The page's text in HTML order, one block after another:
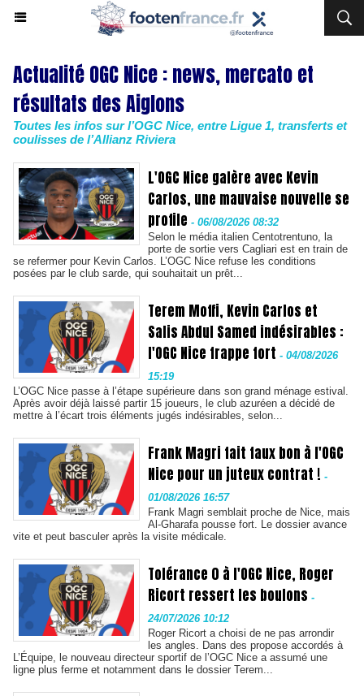
Actualité OGC Nice : news, mercato et
résultats des Aiglons
Toutes les infos sur l’OGC Nice, entre Ligue 1, transferts et
coulisses de l’Allianz Riviera
L'OGC Nice galère avec Kevin
Carlos, une mauvaise nouvelle se
profile - 06/08/2026 08:32
Selon le média italien Centotrentuno, la
porte de sortie vers Cagliari est en train de
se refermer pour Kevin Carlos. L’OGC Nice refuse les conditions
posées par le club sarde, qui souhaitait un prêt...
Terem Moffi, Kevin Carlos et
Salis Abdul Samed indésirables :
l'OGC Nice frappe fort - 04/08/2026
15:19
L’OGC Nice passe à l’étape supérieure dans son grand ménage estival.
Après avoir déjà laissé partir 15 joueurs, le club azuréen a décidé de
mettre à l’écart trois éléments jugés indésirables, selon...
Frank Magri fait faux bon à l'OGC
Nice pour un juteux contrat ! -
01/08/2026 16:57
Frank Magri semblait proche de Nice, mais
Al-Gharafa pousse fort. Le dossier avance
vite et peut basculer après la visite médicale.
Tolérance 0 à l'OGC Nice, Roger
Ricort ressert les boulons -
24/07/2026 10:12
Roger Ricort a choisi de ne pas arrondir
les angles. Dans des propose accordés à
L’Équipe, le nouveau directeur sportif de l’OGC Nice a assumé une
ligne plus ferme et notamment dans le dossier Terem...